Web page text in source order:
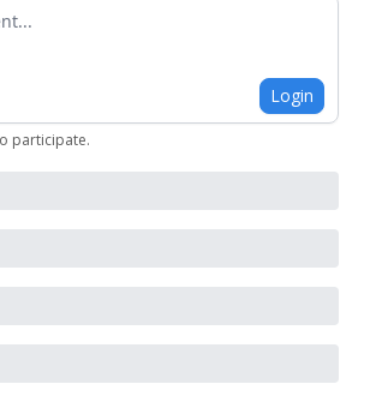
Login
participate.